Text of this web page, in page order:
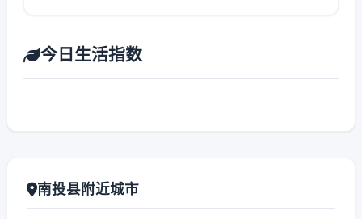
今日生活指数
南投县附近城市